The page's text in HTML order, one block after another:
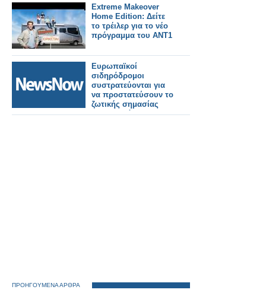
Extreme Makeover
Home Edition: Δείτε
το τρέιλερ για το νέο
πρόγραμμα του ΑΝΤ1
Ευρωπαϊκοί
σιδηρόδρομοι
συστρατεύονται για
να προστατεύσουν το
ζωτικής σημασίας
ερευνητικό
ΠΡΟΗΓΟΥΜΕΝΑ ΑΡΘΡΑ